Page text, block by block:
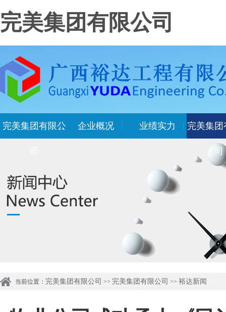
完美集团有限公司
完美集团有限公 企业概况 业绩实力 完美集团
司
当前位置： 完美集团有限公司 >> 完美集团有限公司 >> 裕达新闻